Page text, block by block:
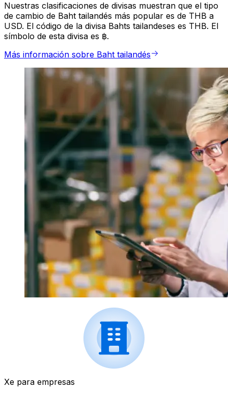
Nuestras clasificaciones de divisas muestran que el tipo
de cambio de Baht tailandés más popular es de THB a
USD. El código de la divisa Bahts tailandeses es THB. El
símbolo de esta divisa es ฿.
Más información sobre Baht tailandés
Xe para empresas